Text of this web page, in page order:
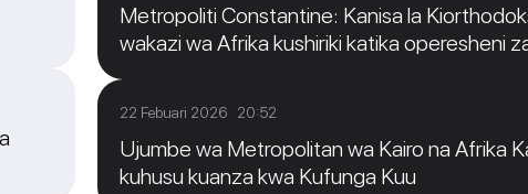
Metropoliti Constantine: Kanisa la
wakazi wa Afrika kushiriki katika operesheni
22 Febuari 2026 20:52
Ujumbe wa Metropolitan wa Kairo na Afrika
kuhusu kuanza kwa Kufunga Kuu